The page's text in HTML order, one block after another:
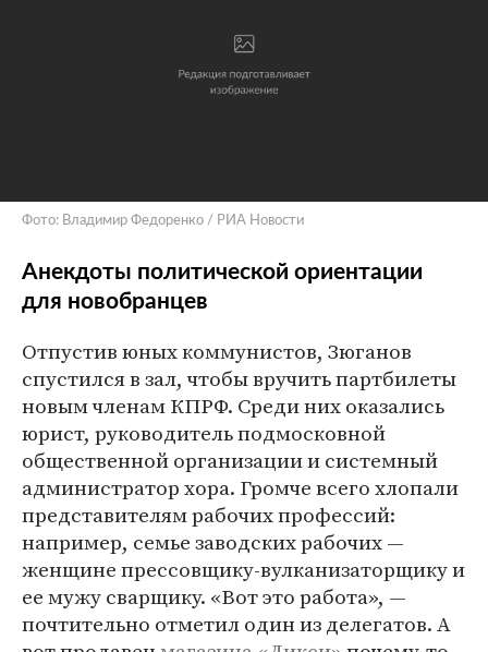
Фото: Владимир Федоренко / РИА Новости
Анекдоты политической ориентации
для новобранцев
Отпустив юных коммунистов, Зюганов
спустился в зал, чтобы вручить партбилеты
новым членам КПРФ. Среди них оказались
юрист, руководитель подмосковной
общественной организации и системный
администратор хора. Громче всего хлопали
представителям рабочих профессий:
например, семье заводских рабочих —
женщине прессовщику-вулканизаторщику и
ее мужу сварщику. «Вот это работа», —
почтительно отметил один из делегатов. А